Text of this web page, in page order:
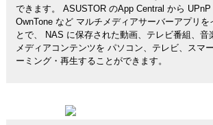
できます。 ASUSTOR のApp Central から
OwnTone など マルチメディアサーバーアプリを
とで、 NAS に保存された動画、テレビ番組、音
メディアコンテンツを パソコン、テレビ、スマ
ーミング・再生することができます。